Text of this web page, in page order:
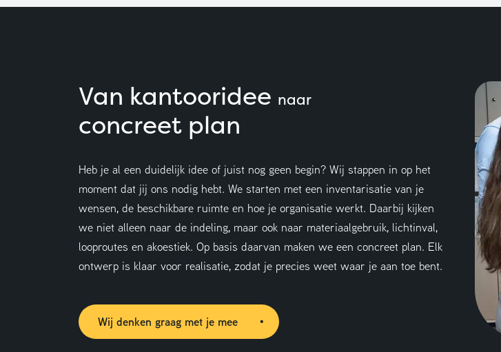
Van kantooridee naar
concreet plan
Heb je al een duidelijk idee of juist nog geen begin? Wij stappen in op het
moment dat jij ons nodig hebt. We starten met een inventarisatie van je
wensen, de beschikbare ruimte en hoe je organisatie werkt. Daarbij kijken
we niet alleen naar de indeling, maar ook naar materiaalgebruik, lichtinval,
looproutes en akoestiek. Op basis daarvan maken we een concreet plan. Elk
ontwerp is klaar voor realisatie, zodat je precies weet waar je aan toe bent.
Wij denken graag met je mee